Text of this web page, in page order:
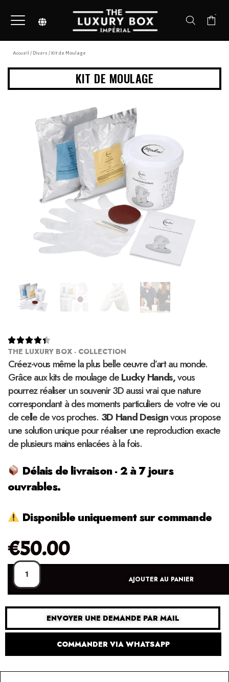
-
Accueil / Divers / Kit de Moulage
KIT DE MOULAGE

THE LUXURY BOX - COLLECTION
Créez-vous même la plus belle œuvre d’art au monde.
Grâce aux kits de moulage deLucky Hands,vous
pourrez réaliser un souvenir 3D aussi vrai que nature
correspondant à des moments particuliers de votre vie ou
de celle de vos proches. 3D Hand Designvous propose
une solution unique pour réaliser une reproduction exacte
de plusieurs mains enlacées à la fois.
Délais de livraison - 2 à 7 jours
ouvrables.
Disponible uniquement sur commande
€50.00
AJOUTER AU PANIER
ENVOYER UNE DEMANDE PAR MAIL
COMMANDER VIA WHATSAPP